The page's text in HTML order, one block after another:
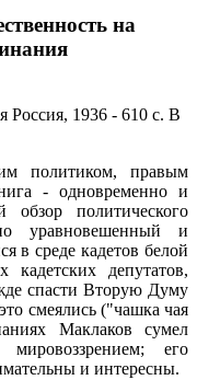
на
1936 - 610 с. В
политиком, правым
- одновременно и
политического
уравновешенный и
в среде кадетов белой
депутатов,
спасти Вторую Думу
смеялись ("чашка чая
Маклаков сумел
его
и интересны.